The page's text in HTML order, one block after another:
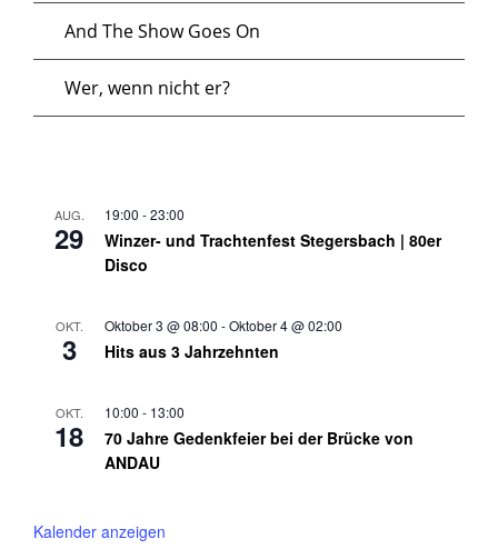
And The Show Goes On
Wer, wenn nicht er?
AUG.
29
19:00 -23:00
Winzer- und Trachtenfest Stegersbach | 80er
Disco
OKT.
3
Oktober 3 @ 08:00 -Oktober 4 @ 02:00
Hits aus 3 Jahrzehnten
OKT.
18
10:00 - 13:00
70 Jahre Gedenkfeier bei der Brücke von
ANDAU
Kalender anzeigen